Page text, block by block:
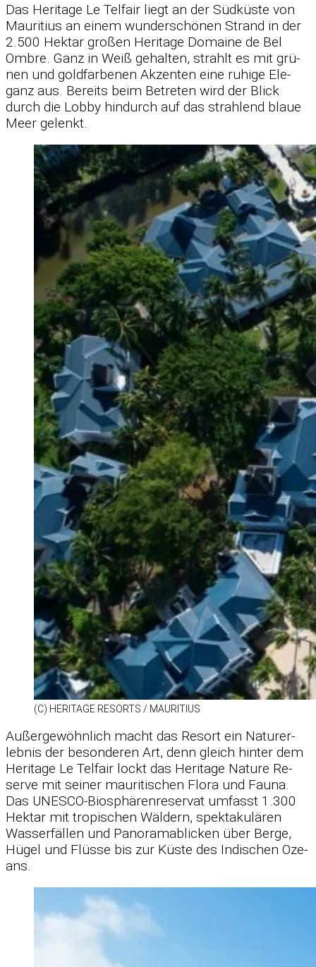
Das He­ri­tage Le Tel­fair liegt an der Süd­küste von
Mau­ri­tius an ei­nem wun­der­schö­nen Strand in der
2.500 Hektar gro­ßen He­ri­tage Do­maine de Bel
Ombre. Ganz in Weiß ge­hal­ten, strahlt es mit grü­
nen und gold­far­be­nen Ak­zen­ten eine ru­hige Ele­
ganz aus. Be­reits beim Be­tre­ten wird der Blick
durch die Lobby hin­durch auf das strah­lend blaue
Meer ge­lenkt.
(C) HE­RI­TAGE RE­SORTS /​ MAU­RI­TIUS
Au­ßer­ge­wöhn­lich macht das Re­sort ein Na­tur­er­
leb­nis der be­son­de­ren Art, denn gleich hin­ter dem
He­ri­tage Le Tel­fair lockt das He­ri­tage Na­ture Re­
serve mit sei­ner mau­ri­ti­schen Flora und Fauna.
Das UNESCO-Bio­sphä­ren­re­ser­vat um­fasst 1.300
Hektar mit tro­pi­schen Wäl­dern, spek­ta­ku­lä­ren
Was­ser­fäl­len und Pan­ora­ma­bli­cken über Berge,
Hü­gel und Flüsse bis zur Küste des In­di­schen Oze­
ans.